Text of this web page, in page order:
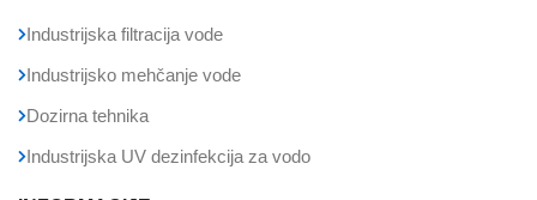
Industrijska filtracija vode
Industrijsko mehčanje vode
Dozirna tehnika
Industrijska UV dezinfekcija za vodo